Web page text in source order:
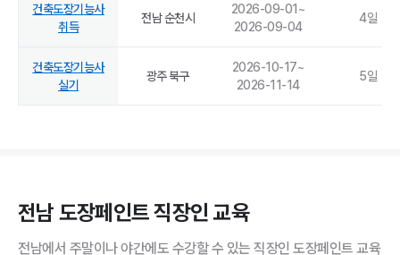
건축도장기능사
취득
전남 순천시
2026-09-01 ~
2026-09-04
4일
건축도장기능사
실기
광주 북구
2026-10-17~
2026-11-14
5일
전남 도장페인트 직장인 교육
전남에서 주말이나 야간에도 수강할 수 있는 직장인 도장페인트 교육